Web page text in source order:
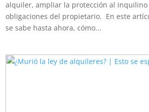
alquiler, ampliar la protección al
obligaciones del propietario. En este
se sabe hasta ahora, cómo...